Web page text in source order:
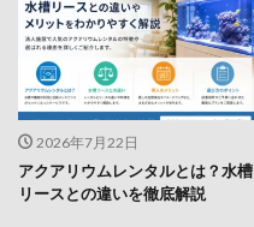
2026年7月22日
アクアリウムレンタルとは？水槽
リースとの違いを徹底解説